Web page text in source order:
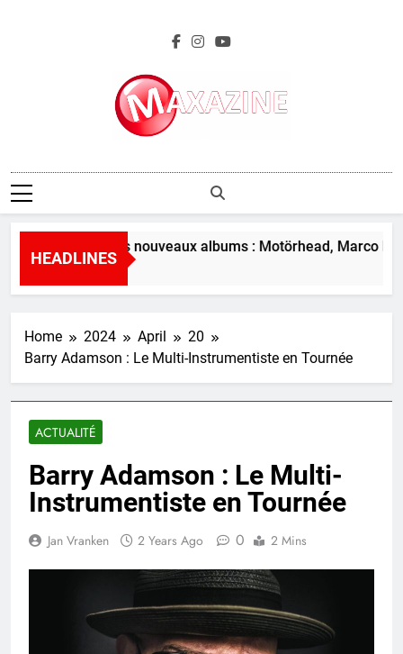
Maxazine.fr
HEADLINES
L’aperçu des nouveaux albums : Motörhead, Marco
3 Hours Ago
Home 2024 April
20
Barry Adamson : Le Multi-Instrumentiste en Tournée
ACTUALITÉ
Barry Adamson : Le Multi-
Instrumentiste en Tournée
Jan Vranken 2 Years Ago 0 2 Mins